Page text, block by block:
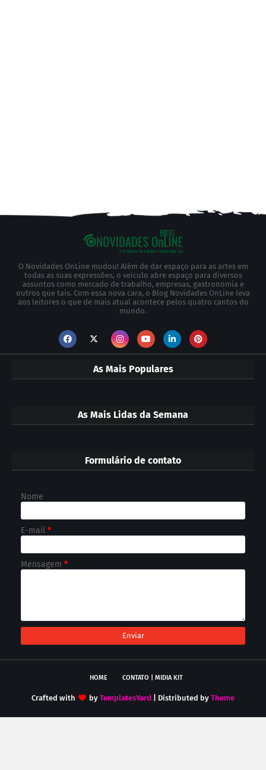
O Novidades OnLine mudou! Além de dar espaço para as artes em
todas as suas expressões, o veículo abre espaço para diversos
assuntos como mercado de trabalho, empresas, gastronomia e
outros que tais. Com essa nova cara, o Blog Novidades OnLine leva
aos leitores o que de mais atual acontece pelos quatro cantos do
mundo.
As Mais Populares
As Mais Lidas da Semana
Formulário de contato
Nome
E-mail *
Mensagem *
HOME CONTATO | MIDIA KIT
Crafted with by TemplatesYard | Distributed by Theme